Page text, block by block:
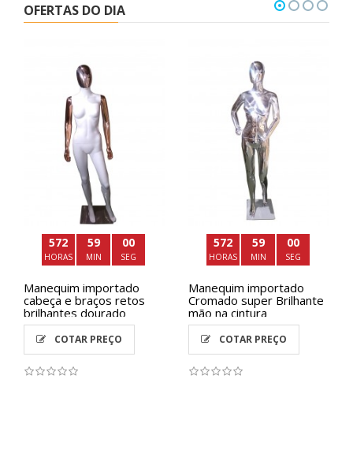
OFERTAS DO DIA
572
HORAS
58
MIN
58
SEG
Manequim importado
cabeça e braços retos
brilhantes dourado
COTAR PREÇO
572
HORAS
58
MIN
58
SEG
Manequim importado
Cromado super Brilhante
mão na cintura
COTAR PREÇO